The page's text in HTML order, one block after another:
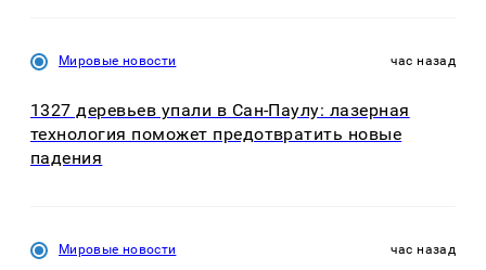
Мировые новости час назад
1327 деревьев упали в Сан-Паулу: лазерная
технология поможет предотвратить новые
падения
Мировые новости час назад